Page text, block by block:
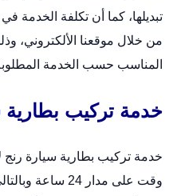
تبديلها، كما أن تكلفة الخدمة
من خلال موقعنا الألكتروني،
المناسب حسب الخدمة
خدمة تركيب بطارية
خدمة تركيب بطارية سيارة
وقت على مدار